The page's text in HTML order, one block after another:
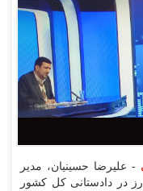
- علیرضا حسینیان، مدیر
در دادستانی کل کشور